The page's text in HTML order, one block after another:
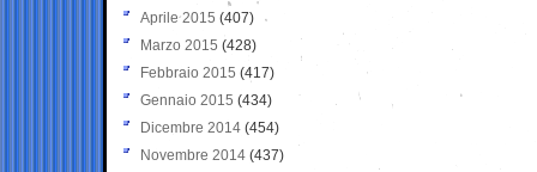
Aprile 2015 (407)
Marzo 2015 (428)
Febbraio 2015 (417)
Gennaio 2015 (434)
Dicembre 2014 (454)
Novembre 2014 (437)